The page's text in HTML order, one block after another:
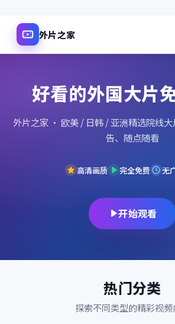
外片之家
好看的外国大片
外片之家 · 欧美 / 日韩 / 亚洲精选院线
告、随点随看
高清画质 完全免费 无
开始观看
热门分类
探索不同类型的精彩视频